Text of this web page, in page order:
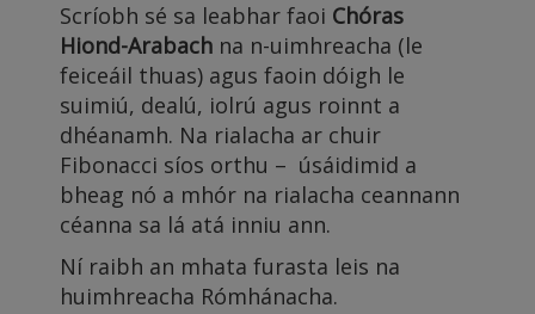
Scríobh sé sa leabhar faoi Chóras
Hiond-Arabach na n-uimhreacha (le
feiceáil thuas) agus faoin dóigh le
suimiú, dealú, iolrú agus roinnt a
dhéanamh. Na rialacha ar chuir
Fibonacci síos orthu – úsáidimid a
bheag nó a mhór na rialacha ceannann
céanna sa lá atá inniu ann.
Ní raibh an mhata furasta leis na
huimhreacha Rómhánacha.